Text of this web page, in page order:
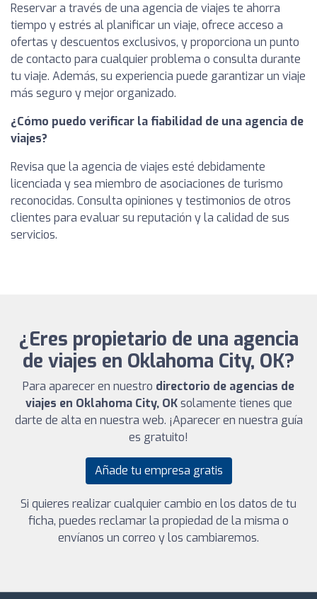
Reservar a través de una agencia de viajes te ahorra
tiempo y estrés al planificar un viaje, ofrece acceso a
ofertas y descuentos exclusivos, y proporciona un punto
de contacto para cualquier problema o consulta durante
tu viaje. Además, su experiencia puede garantizar un viaje
más seguro y mejor organizado.
¿Cómo puedo verificar la fiabilidad de una agencia de
viajes?
Revisa que la agencia de viajes esté debidamente
licenciada y sea miembro de asociaciones de turismo
reconocidas. Consulta opiniones y testimonios de otros
clientes para evaluar su reputación y la calidad de sus
servicios.
¿Eres propietario de una agencia
de viajes en Oklahoma City, OK?
Para aparecer en nuestro directorio de agencias de
viajes en Oklahoma City, OKsolamente tienes que
darte de alta en nuestra web. ¡Aparecer en nuestra guía
es gratuito!
Añade tu empresa gratis
Si quieres realizar cualquier cambio en los datos de tu
ficha, puedes reclamar la propiedad de la misma o
envíanos un correo y los cambiaremos.